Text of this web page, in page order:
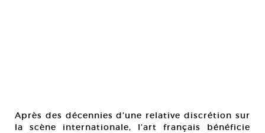
Après des décennies d’une relative discrétion sur
la scène internationale, l’art français bénéficie